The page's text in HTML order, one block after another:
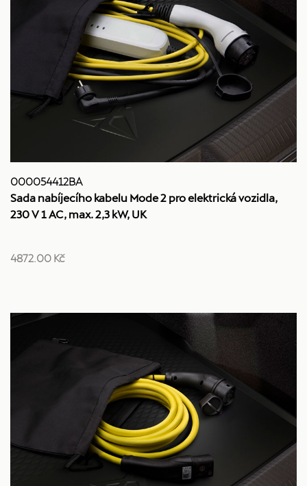
000054412BA
Sada nabíjecího kabelu Mode 2 pro elektrická vozidla,
230 V 1 AC, max. 2,3 kW, UK
4872.00 Kč